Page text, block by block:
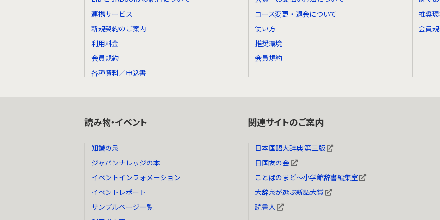
連携サービス
新規契約のご案内
利用料金
会員規約
各種資料／申込書
コース変更・退会について
使い方
推奨環境
会員規約
推奨
会員
読み物・イベント
知識の泉
ジャパンナレッジの本
イベントインフォメーション
イベントレポート
サンプルページ一覧
関連サイトのご案内
日本国語大辞典 第三版
日国友の会
ことばのまど～小学館辞書編集室
大辞泉が選ぶ新語大賞
読書人